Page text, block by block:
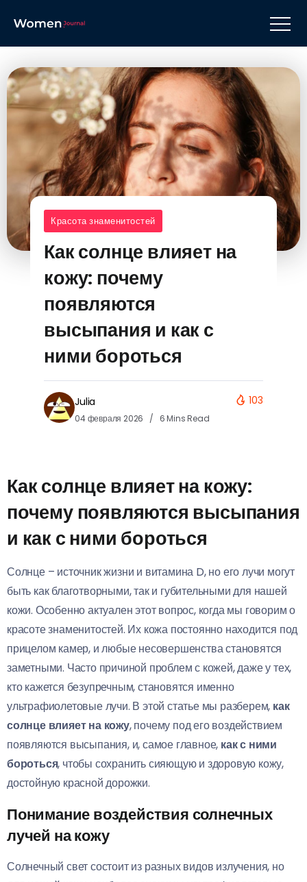
Красота знаменитостей
Как солнце влияет на
кожу: почему
появляются
высыпания и как с
ними бороться
Julia
04 февраля 2026 6 Mins Read
103
Как солнце влияет на кожу:
почему появляются высыпания
и как с ними бороться
Солнце – источник жизни и витамина D, но его лучи могут
быть как благотворными, так и губительными для нашей
кожи. Особенно актуален этот вопрос, когда мы говорим о
красоте знаменитостей. Их кожа постоянно находится под
прицелом камер, и любые несовершенства становятся
заметными. Часто причиной проблем с кожей, даже у тех,
кто кажется безупречным, становятся именно
ультрафиолетовые лучи. В этой статье мы разберем, как
солнце влияет на кожу, почему под его воздействием
появляются высыпания, и, самое главное, как с ними
бороться, чтобы сохранить сияющую и здоровую кожу,
достойную красной дорожки.
Понимание воздействия солнечных
лучей на кожу
Солнечный свет состоит из разных видов излучения, но